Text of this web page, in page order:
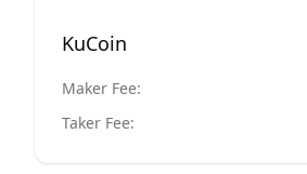
KuCoin
Maker Fee:
Taker Fee: